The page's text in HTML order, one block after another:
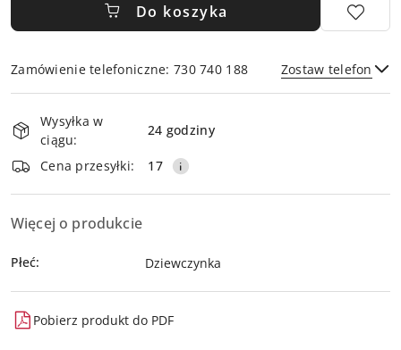
Do koszyka
Zamówienie telefoniczne: 730 740 188 Zostaw telefon
Dostępność
i
dostawa
Wysyłka w
ciągu:
24 godziny
Cena przesyłki: 17
Więcej o produkcie
Płeć: Dziewczynka
Pobierz produkt do PDF